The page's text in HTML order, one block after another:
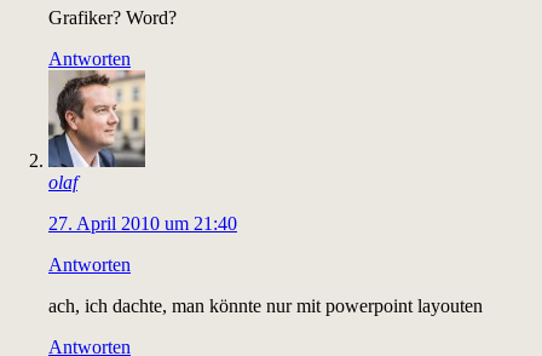
Grafiker? Word?
Antworten
olaf
27. April 2010 um 21:40
Antworten
ach, ich dachte, man könnte nur mit powerpoint layouten
Antworten